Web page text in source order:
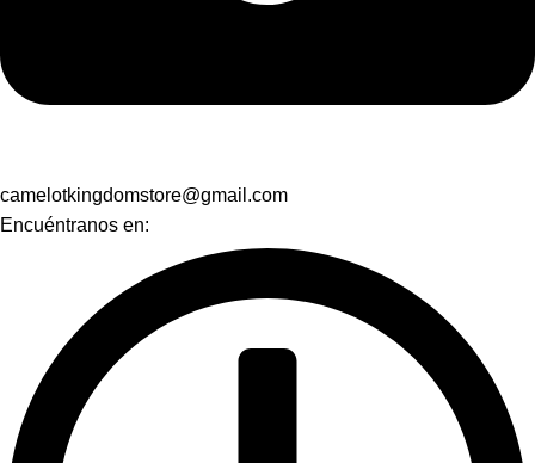
camelotkingdomstore@gmail.com
Encuéntranos en: